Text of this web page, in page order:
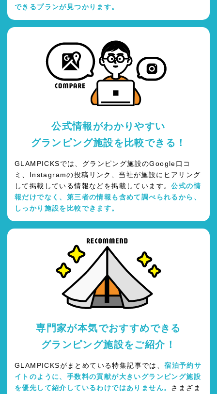
できるプランが見つかります。
公式情報がわかりやすい
グランピング施設を比較できる！
GLAMPICKSでは、グランピング施設のGoogle口コ
ミ、Instagramの投稿リンク、当社が施設にヒアリング
して掲載している情報などを掲載しています。公式の情
報だけでなく、第三者の情報も含めて調べられるから、
しっかり施設を比較できます。
専門家が本気でおすすめできる
グランピング施設をご紹介！
GLAMPICKSがまとめている特集記事では、宿泊予約サ
イトのように、手数料の貢献が大きいグランピング施設
を優先して紹介しているわけではありません。 さまざま